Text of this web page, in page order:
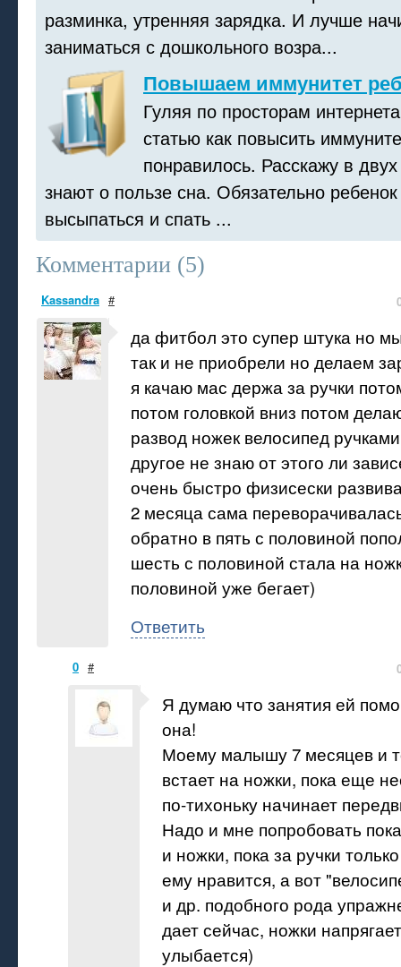
разминка, утренняя зарядка. И лучше
заниматься с дошкольного возра...
Повышаем иммунитет
Гуляя по просторам
статью как повысить
понравилось. Расскажу в
знают о пользе сна. Обязательно
высыпаться и спать ...
Комментарии (5)
Kassandra #
да фитбол это супер штука но
так и не приобрели но делаем
я качаю мас держа за ручки
потом головкой вниз потом
развод ножек велосипед
другое не знаю от этого ли
очень быстро физисески
2 месяца сама
обратно в пять с половиной
шесть с половиной стала на
половиной уже бегает)
Ответить
0 #
Я думаю что занятия ей
она!
Моему малышу 7 месяцев и
встает на ножки, пока еще
по-тихоньку начинает
Надо и мне попробовать
и ножки, пока за ручки
ему нравится, а вот
и др. подобного рода
дает сейчас, ножки
улыбается)